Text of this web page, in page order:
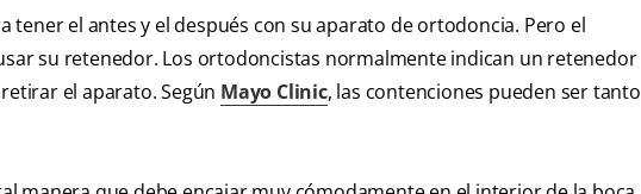
tener el antes y el después con su aparato de ortodoncia. Pero el
su retenedor. Los ortodoncistas normalmente indican un retenedor
el aparato. Según Mayo Clinic, las contenciones pueden ser tanto